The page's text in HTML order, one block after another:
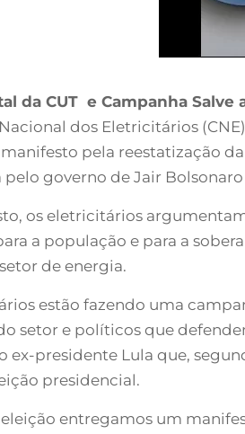
da CUT e Campanha Salve
dos Eletricitários
pela reestatização
governo de Jair Bolsonaro
os eletricitários
a população e para a
de energia.
estão fazendo uma
setor e políticos que
ex-presidente Lula que,
presidencial.
entregamos um